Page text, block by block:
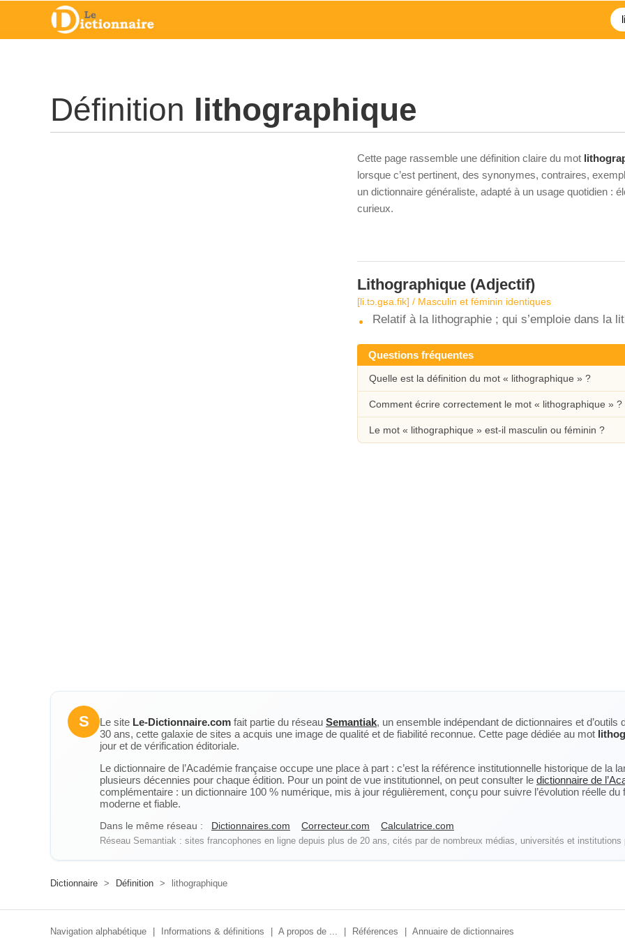
Définition lithographique
Cette page rassemble une définition claire du mot
lorsque c’est pertinent, des synonymes, contraires,
un dictionnaire généraliste, adapté à un usage quotidien :
curieux.
Lithographique (Adjectif)
[li.tɔ.ɡʁa.fik] / Masculin et féminin identiques
Relatif à la lithographie ; qui s’emploie dans la
Questions fréquentes
Quelle est la définition du mot « lithographique » ?
Comment écrire correctement le mot « lithographique » ?
Le mot « lithographique » est-il masculin ou féminin ?
S Le site Le-Dictionnaire.com fait partie du réseau Semantiak, un ensemble indépendant de dictionnaires et
30 ans, cette galaxie de sites a acquis une image de qualité et de fiabilité reconnue. Cette page dédiée au mot
jour et de vérification éditoriale.
Le dictionnaire de l’Académie française occupe une place à part : c’est la référence institutionnelle historique de la
plusieurs décennies pour chaque édition. Pour un point de vue institutionnel, on peut consulter le dictionnaire de
complémentaire : un dictionnaire 100 % numérique, mis à jour régulièrement, conçu pour suivre l’évolution réelle
moderne et fiable.
Dans le même réseau : Dictionnaires.com Correcteur.com Calculatrice.com
Réseau Semantiak : sites francophones en ligne depuis plus de 20 ans, cités par de nombreux médias, universités et institutions
Dictionnaire > Définition > lithographique
Navigation alphabétique Informations & définitions A propos de ... Références Annuaire de dictionnaires